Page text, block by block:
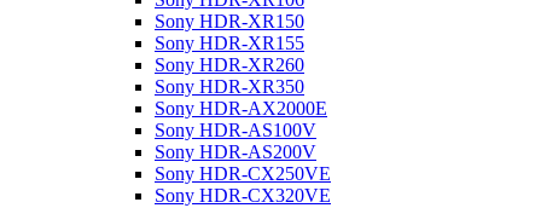
Sony HDR-XR150
Sony HDR-XR155
Sony HDR-XR260
Sony HDR-XR350
Sony HDR-AX2000E
Sony HDR-AS100V
Sony HDR-AS200V
Sony HDR-CX250VE
Sony HDR-CX320VE